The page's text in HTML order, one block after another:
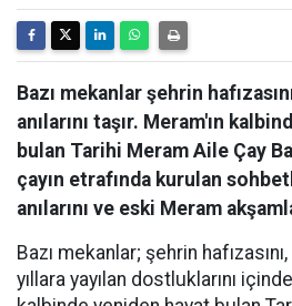
Bazı mekanlar şehrin
anılarını taşır. Meram'ın
bulan Tarihi Meram Aile Çay
çayın etrafında kurulan
anılarını ve eski Meram
Bazı mekanlar; şehrin hafızasını,
yıllara yayılan dostluklarını